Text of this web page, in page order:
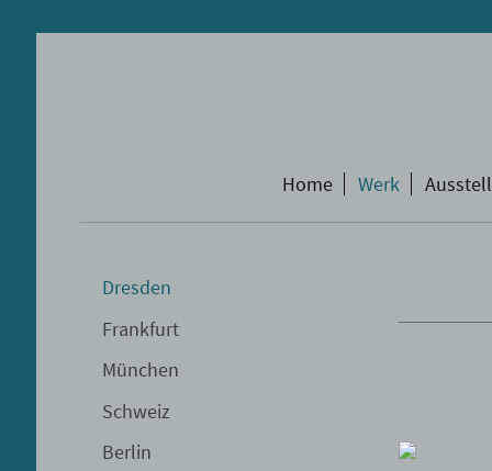
Home Werk
Dresden
Frankfurt
München
Schweiz
Berlin